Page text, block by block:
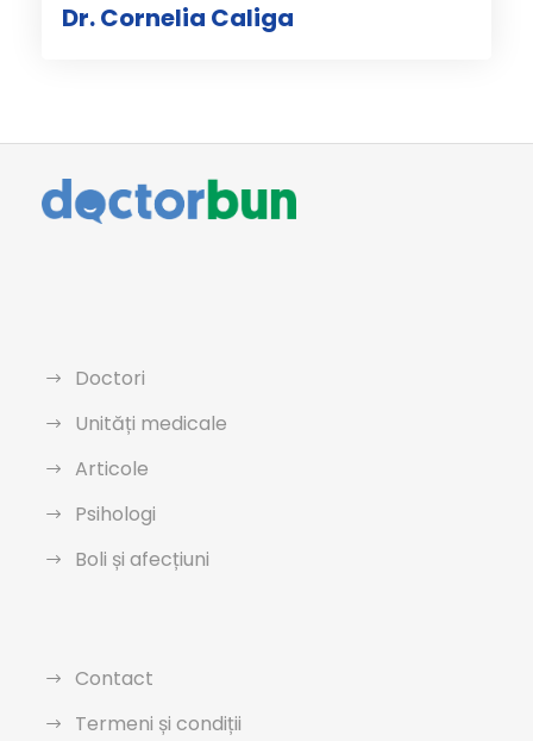
Dr. Cornelia Caliga
Doctori
Unități medicale
Articole
Psihologi
Boli și afecțiuni
Contact
Termeni și condiții